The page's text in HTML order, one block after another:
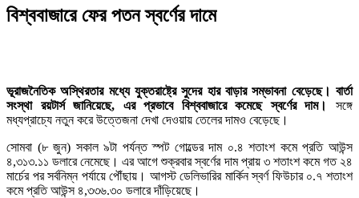
বিশ্ববাজারে ফের পতন স্বর্ণের দামে
ভূরাজনৈতিক অস্থিরতার মধ্যে যুক্তরাষ্ট্রে সুদের হার বাড়ার সম্ভাবনা বেড়েছে। বার্তা
সংস্থা রয়টার্স জানিয়েছে, এর প্রভাবে বিশ্ববাজারে কমেছে স্বর্ণের দাম।
সঙ্গে
মধ্যপ্রাচ্যে নতুন করে উত্তেজনা দেখা দেওয়ায় তেলের দামও বেড়েছে।
সোমবা (৮ জুন) সকাল ৯টা পর্যন্ত স্পট গোল্ডের দাম ০.৪ শতাংশ কমে প্রতি আউন্স
৪,৩১৩.১১ ডলারে নেমেছে। এর আগে শুক্রবার স্বর্ণের দাম প্রায় ৩ শতাংশ কমে গত ২৪
মার্চের পর সর্বনিম্ন পর্যায়ে পৌঁছায়। আগস্ট ডেলিভারির মার্কিন স্বর্ণ ফিউচার ০.৭ শতাংশ
কমে প্রতি আউন্স ৪,৩৩৬.৩০ ডলারে দাঁড়িয়েছে।